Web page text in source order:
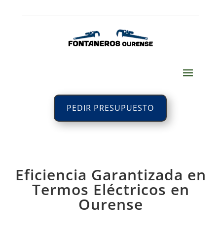
PEDIR PRESUPUESTO
Eficiencia Garantizada en
Termos Eléctricos en
Ourense